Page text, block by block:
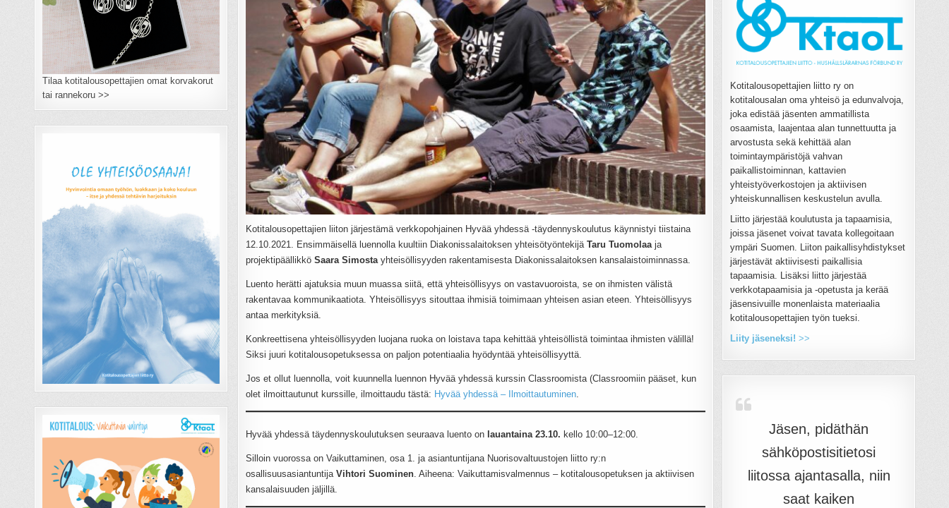
Kotitalousopettajien liiton järjestämä verkkopohjainen Hyvää yhdessä -täydennyskoulutus käynnistyi tiistaina
12.10.2021. Ensimmäisellä luennolla kuultiin Diakonissalaitoksen yhteisötyöntekijä Taru Tuomolaa ja
projektipäällikkö Saara Simosta yhteisöllisyyden rakentamisesta Diakonissalaitoksen kansalaistoiminnassa.
Luento herätti ajatuksia muun muassa siitä, että yhteisöllisyys on vastavuoroista, se on ihmisten välistä
rakentavaa kommunikaatiota. Yhteisöllisyys sitouttaa ihmisiä toimimaan yhteisen asian eteen. Yhteisöllisyys
antaa merkityksiä.
Konkreettisena yhteisöllisyyden luojana ruoka on loistava tapa kehittää yhteisöllistä toimintaa ihmisten välillä!
Siksi juuri kotitalousopetuksessa on paljon potentiaalia hyödyntää yhteisöllisyyttä.
Jos et ollut luennolla, voit kuunnella luennon Hyvää yhdessä kurssin Classroomista (Classroomiin pääset, kun
olet ilmoittautunut kurssille, ilmoittaudu tästä: Hyvää yhdessä – Ilmoittautuminen.
Hyvää yhdessä täydennyskoulutuksen seuraava luento on lauantaina 23.10. kello 10:00–12:00.
Silloin vuorossa on Vaikuttaminen, osa 1. ja asiantuntijana Nuorisovaltuustojen liitto ry:n
osallisuusasiantuntija Vihtori Suominen. Aiheena: Vaikuttamisvalmennus – kotitalousopetuksen ja aktiivisen
kansalaisuuden jäljillä.
Tilaa kotitalousopettajien omat korvakorut
tai rannekoru >>
Kotitalousopettajien liitto ry on
kotitalousalan oma yhteisö ja edunvalvoja,
joka edistää jäsenten ammatillista
osaamista, laajentaa alan tunnettuutta ja
arvostusta sekä kehittää alan
toimintaympäristöjä vahvan
paikallistoiminnan, kattavien
yhteistyöverkostojen ja aktiivisen
yhteiskunnallisen keskustelun avulla.
Liitto järjestää koulutusta ja tapaamisia,
joissa jäsenet voivat tavata kollegoitaan
ympäri Suomen. Liiton paikallisyhdistykset
järjestävät aktiivisesti paikallisia
tapaamisia. Lisäksi liitto järjestää
verkkotapaamisia ja -opetusta ja kerää
jäsensivuille monenlaista materiaalia
kotitalousopettajien työn tueksi.
Liity jäseneksi! >>
Jäsen, pidäthän
sähköpostisitietosi
liitossa ajantasalla, niin
saat kaiken